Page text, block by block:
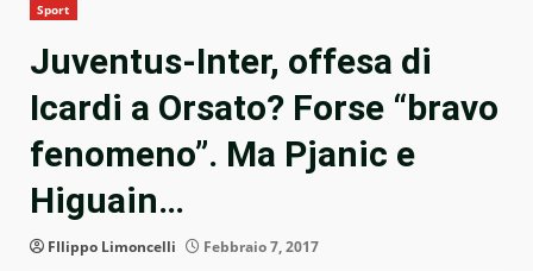
Sport
Juventus-Inter, offesa di
Icardi a Orsato? Forse “bravo
fenomeno”. Ma Pjanic e
Higuain…
FIlippo Limoncelli Febbraio 7, 2017